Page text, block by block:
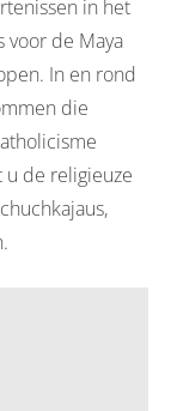
in het
voor de Maya
In en rond
die
u de religieuze